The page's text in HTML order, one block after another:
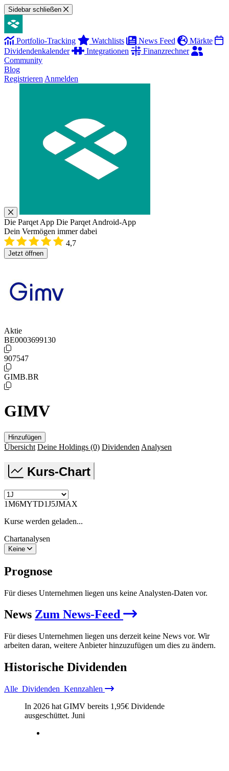
Sidebar schließen
Portfolio-Tracking Watchlists News Feed
Märkte
Dividendenkalender
Integrationen
Finanzrechner
Community
Blog
Registrieren Anmelden
Die Parqet App Die Parqet Android-App
Dein Vermögen immer dabei
4,7
Jetzt öffnen
Aktie
BE0003699130
907547
GIMB.BR
GIMV
Hinzufügen
Übersicht Deine Holdings (0) Dividenden Analysen
Kurs-Chart
1M6MYTD1J5JMAX
Kurse werden geladen...
Chartanalysen
Keine
Prognose
Für dieses Unternehmen liegen uns keine Analysten-Daten vor.
News Zum News-Feed
Für dieses Unternehmen liegen uns derzeit keine News vor. Wir
arbeiten daran, weitere Anbieter hinzuzufügen um dies zu ändern.
Historische Dividenden
Alle Dividenden Kennzahlen
In 2026 hat GIMV bereits 1,95€ Dividende
ausgeschüttet. Juni